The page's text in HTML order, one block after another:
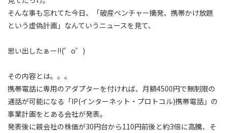
そんな事も忘れてた今日、「破産ベンチャー摘発、携帯かけ放題
という虚偽計画」なんていうニュースを見て、
思い出したぁー!!(゜o゜)
その内容とは。。。
携帯電話に専用のアダプターを付ければ、月額4500円で無制限の
通話が可能になる「IP(インターネット・プロトコル)携帯電話」の
事業計画をとある会社が発表。
発表後に親会社の株価が30円台から110円前後と約3倍に高騰、そ